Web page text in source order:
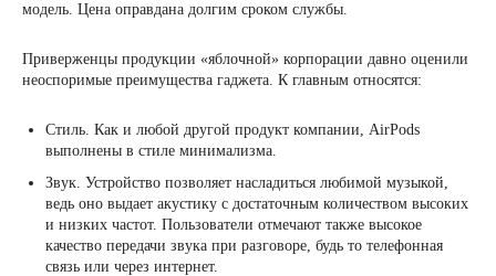
модель. Цена оправдана долгим сроком службы.
Приверженцы продукции «яблочной» корпорации давно оценили
неоспоримые преимущества гаджета. К главным относятся:
Стиль. Как и любой другой продукт компании, AirPods
выполнены в стиле минимализма.
Звук. Устройство позволяет насладиться любимой музыкой,
ведь оно выдает акустику с достаточным количеством высоких
и низких частот. Пользователи отмечают также высокое
качество передачи звука при разговоре, будь то телефонная
связь или через интернет.